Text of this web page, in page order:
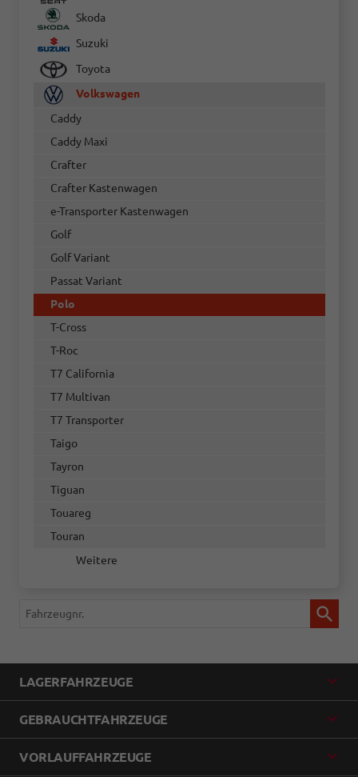
Skoda
Suzuki
Toyota
Volkswagen
Caddy
Caddy Maxi
Crafter
Crafter Kastenwagen
e-Transporter Kastenwagen
Golf
Golf Variant
Passat Variant
Polo
T-Cross
T-Roc
T7 California
T7 Multivan
T7 Transporter
Taigo
Tayron
Tiguan
Touareg
Touran
Weitere
Fahrzeugnr.
LAGERFAHRZEUGE
GEBRAUCHTFAHRZEUGE
VORLAUFFAHRZEUGE